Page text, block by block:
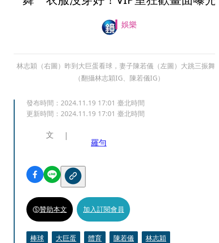
娛樂
林志穎（右圖）昨到大巨蛋看球，妻子陳若儀（左圖）大跳三振舞
（翻攝林志穎IG、陳若儀IG）
發布時間： 2024.11.19 17:01 臺北時間
更新時間： 2024.11.19 17:01 臺北時間
文
羅勻
贊助本文 加入訂閱會員
棒球 大巨蛋 體育 陳若儀
林志穎